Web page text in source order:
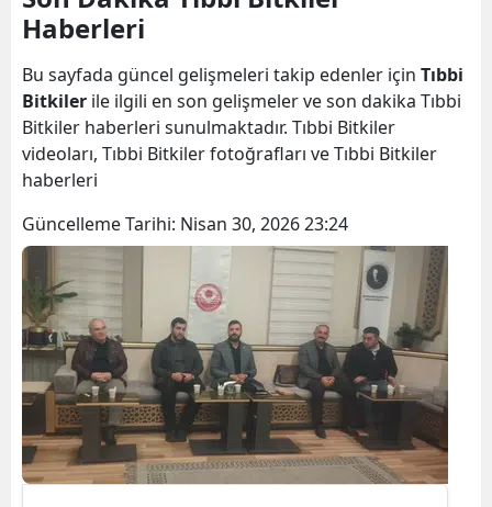
Bingöl
Bitlis
Bolu
Bursa
Çanakkale
Çankırı
Çorum
Denizli
Diyarbakır
Haberleri
Bu sayfada güncel gelişmeleri takip edenler için Tıbbi
Bitkiler ile ilgili en son gelişmeler ve son dakika Tıbbi
Bitkiler haberleri sunulmaktadır. Tıbbi Bitkiler
videoları, Tıbbi Bitkiler fotoğrafları ve Tıbbi Bitkiler
haberleri
Güncelleme Tarihi: Nisan 30, 2026 23:24